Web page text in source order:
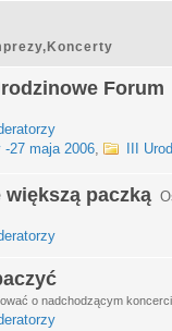
Forum
-27 maja 2006, III
większą paczką
o nadchodzącym